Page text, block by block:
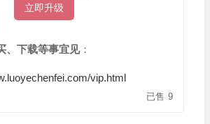
立即升级
、下载等事宜见：
vip.html
已售 9